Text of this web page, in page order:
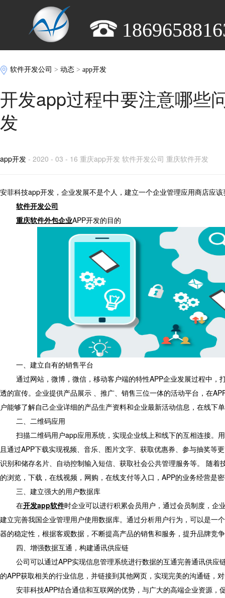
软件开发公司 >动态 >app开发
开发app过程中要注意哪些
发
app开发 - 2020 - 03 - 16 重庆app开发 软件开发公司 重庆软件开发
安菲科技app开发，企业发展不是个人，建立一个企业管理应用商店应
软件开发公司
重庆软件外包企业APP开发的目的
一、建立自有的销售平台
通过网站，微博，微信，移动客户端的特性APP企业发展过程中，
透的宣传。企业提供产品展示 、推广、销售三位一体的活动平台，在
户能够了解自己企业详细的产品生产资料和企业最新活动信息，在线下
二、二维码应用
扫描二维码用户app应用系统，实现企业线上和线下的互相连接。
且通过APP下载实现视频、音乐、图片文字、获取优惠券、参与抽奖等
识别和储存名片、自动控制输入短信、获取社会公共管理服务等。 随着
的浏览，下载，在线视频，网购，在线支付等入口，APP的业务经营是
三、建立强大的用户数据库
在开发app软件时企业可以进行积累会员用户，通过会员制度，企
建立完善我国企业管理用户使用数据库。通过分析用户行为，可以是一
器的稳定性，根据客观数据，不断提高产品的销售和服务，提升品牌竞
四、增强数据互通，构建通讯供应链
公司可以通过APP实现信息管理系统进行数据的互通完善通讯供应
的APP获取相关的行业信息，并链接到其他网页，实现完美的沟通链，
安菲科技APP结合通信和互联网的优势，与广大的高端企业资源，